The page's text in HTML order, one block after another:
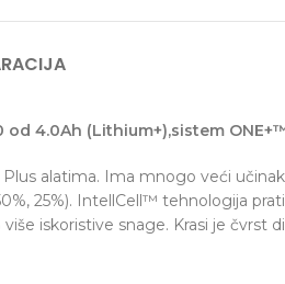
od 4.0Ah (Lithium+),sistem
alatima. Ima mnogo veći
25%). IntellCell™ tehnologija
iskoristive snage. Krasi je